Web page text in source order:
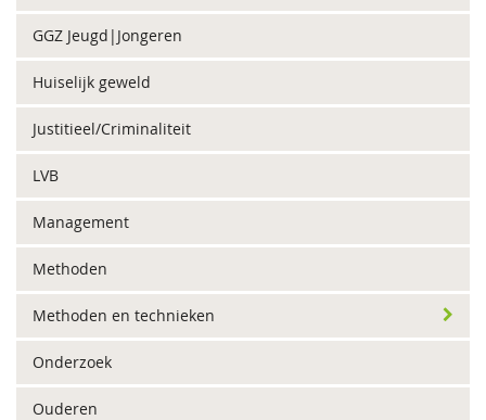
GGZ Jeugd|Jongeren
Huiselijk geweld
Justitieel/Criminaliteit
LVB
Management
Methoden
Methoden en technieken
Onderzoek
Ouderen